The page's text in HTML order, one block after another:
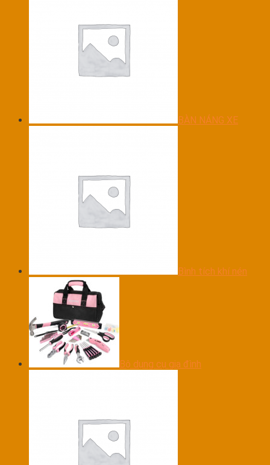
BÀN NÁNG XE
Bình tích khí nén
Bộ dụng cụ gia đình